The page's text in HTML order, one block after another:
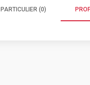
PARTICULIER (0)